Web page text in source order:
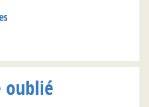
oublié